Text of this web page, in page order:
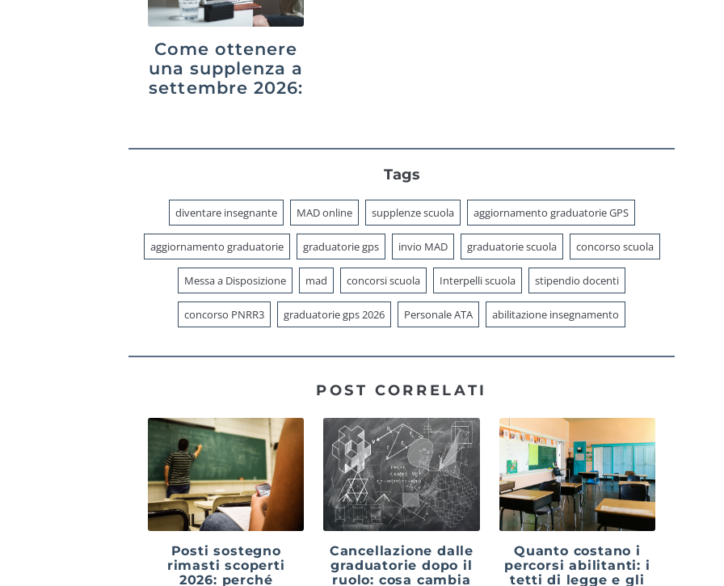
Come ottenere
una supplenza a
settembre 2026:
istituto e
Tags
diventare insegnante MAD online supplenze scuola aggiornamento graduatorie GPS
aggiornamento graduatorie graduatorie gps invio MAD graduatorie scuola concorso scuola
Messa a Disposizione mad concorsi scuola Interpelli scuola stipendio docenti
concorso PNRR3 graduatorie gps 2026 Personale ATA abilitazione insegnamento
POST CORRELATI
Posti sostegno
rimasti scoperti
2026: perché
Cancellazione dalle
graduatorie dopo il
ruolo: cosa cambia
Quanto costano i
percorsi abilitanti: i
tetti di legge e gli